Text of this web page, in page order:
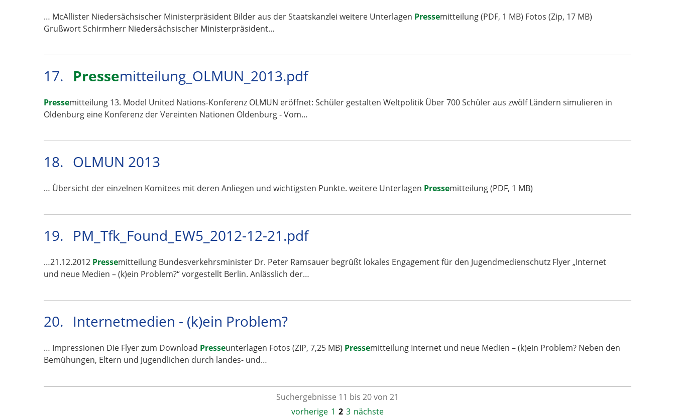
… McAllister Niedersächsischer Ministerpräsident Bilder aus der Staatskanzlei weitere Unterlagen Pressemitteilung (PDF, 1 MB) Fotos (Zip, 17 MB)
Grußwort Schirmherr Niedersächsischer Ministerpräsident…
17. Pressemitteilung_OLMUN_2013.pdf
Pressemitteilung 13. Model United Nations-Konferenz OLMUN eröffnet: Schüler gestalten Weltpolitik Über 700 Schüler aus zwölf Ländern simulieren in
Oldenburg eine Konferenz der Vereinten Nationen Oldenburg - Vom…
18. OLMUN 2013
… Übersicht der einzelnen Komitees mit deren Anliegen und wichtigsten Punkte. weitere Unterlagen Pressemitteilung (PDF, 1 MB)
19. PM_Tfk_Found_EW5_2012-12-21.pdf
…21.12.2012 Pressemitteilung Bundesverkehrsminister Dr. Peter Ramsauer begrüßt lokales Engagement für den Jugendmedienschutz Flyer „Internet
und neue Medien – (k)ein Problem?“ vorgestellt Berlin. Anlässlich der…
20. Internetmedien - (k)ein Problem?
… Impressionen Die Flyer zum Download Presseunterlagen Fotos (ZIP, 7,25 MB) Pressemitteilung Internet und neue Medien – (k)ein Problem? Neben den
Bemühungen, Eltern und Jugendlichen durch landes- und…
Suchergebnisse 11 bis 20 von 21
vorherige 1 2 3 nächste